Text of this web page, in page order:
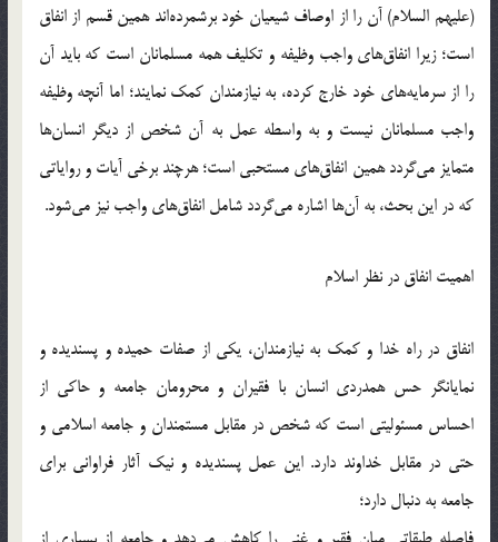
(علیهم السلام) آن را از اوصاف شیعیان خود برشمرده‌اند همین قسم از انفاق
است؛ زیرا انفاق‌های واجب وظیفه و تکلیف همه مسلمانان است که باید آن
را از سرمایه‌های خود خارج کرده، به نیازمندان کمک نمایند؛ اما آنچه وظیفه
واجب مسلمانان نیست و به واسطه عمل به آن شخص از دیگر انسان‌ها
متمایز می‌گردد همین انفاق‌های مستحبی است؛ هرچند برخی آیات و روایاتی
که در این بحث، به آن‌ها اشاره می‌گردد شامل انفاق‌های واجب نیز می‌شود.
اهمیت انفاق در نظر اسلام
انفاق در راه خدا و کمک به نیازمندان، یکی از صفات حمیده و پسندیده و
نمایانگر حس همدردی انسان با فقیران و محرومان جامعه و حاکی از
احساس مسئولیتی است که شخص در مقابل مستمندان و جامعه اسلامی و
حتی در مقابل خداوند دارد. این عمل پسندیده و نیک آثار فراوانی برای
جامعه به دنبال دارد؛